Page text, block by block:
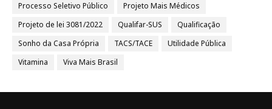
Processo Seletivo Público
Projeto Mais Médicos
Projeto de lei 3081/2022
Qualifar-SUS
Qualificação
Sonho da Casa Própria
TACS/TACE
Utilidade Pública
Vitamina
Viva Mais Brasil